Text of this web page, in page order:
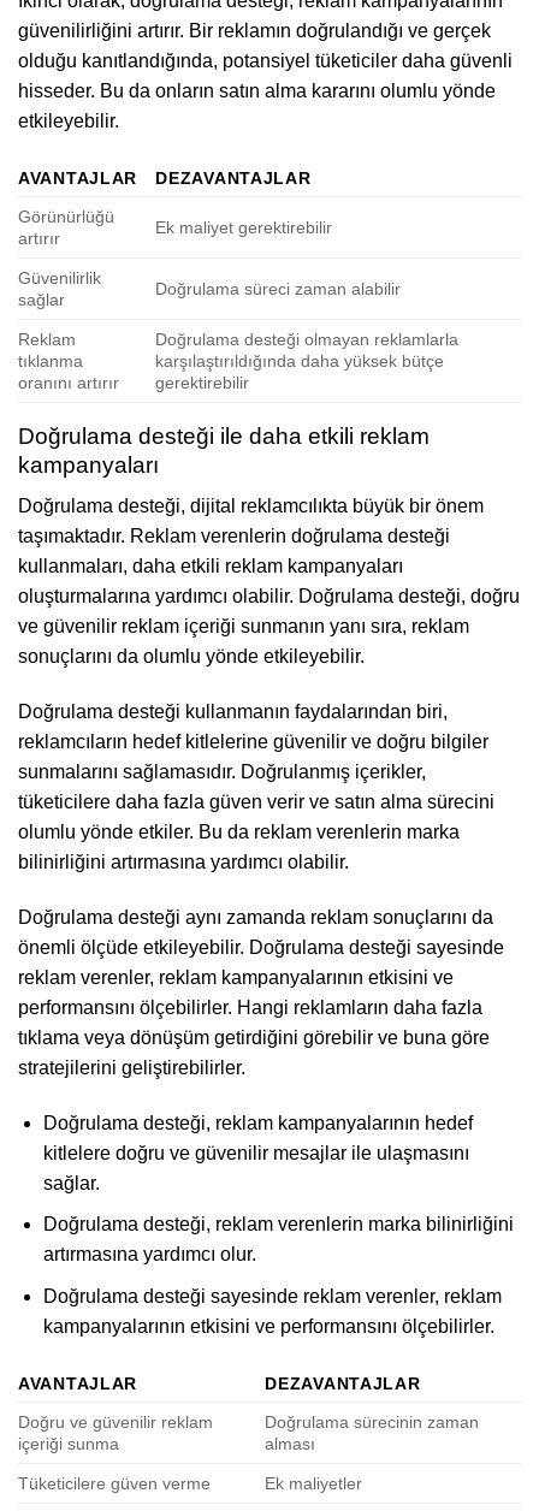
güvenilirliğini artırır. Bir reklamın doğrulandığı ve gerçek
olduğu kanıtlandığında, potansiyel tüketiciler daha güvenli
hisseder. Bu da onların satın alma kararını olumlu yönde
etkileyebilir.
AVANTAJLAR
DEZAVANTAJLAR
Görünürlüğü
artırır
Ek maliyet gerektirebilir
Güvenilirlik
sağlar
Doğrulama süreci zaman alabilir
Reklam
tıklanma
oranını artırır
Doğrulama desteği olmayan reklamlarla
karşılaştırıldığında daha yüksek bütçe
gerektirebilir
Doğrulama desteği ile daha etkili reklam
kampanyaları
Doğrulama desteği, dijital reklamcılıkta büyük bir önem
taşımaktadır. Reklam verenlerin doğrulama desteği
kullanmaları, daha etkili reklam kampanyaları
oluşturmalarına yardımcı olabilir. Doğrulama desteği, doğru
ve güvenilir reklam içeriği sunmanın yanı sıra, reklam
sonuçlarını da olumlu yönde etkileyebilir.
Doğrulama desteği kullanmanın faydalarından biri,
reklamcıların hedef kitlelerine güvenilir ve doğru bilgiler
sunmalarını sağlamasıdır. Doğrulanmış içerikler,
tüketicilere daha fazla güven verir ve satın alma sürecini
olumlu yönde etkiler. Bu da reklam verenlerin marka
bilinirliğini artırmasına yardımcı olabilir.
Doğrulama desteği aynı zamanda reklam sonuçlarını da
önemli ölçüde etkileyebilir. Doğrulama desteği sayesinde
reklam verenler, reklam kampanyalarının etkisini ve
performansını ölçebilirler. Hangi reklamların daha fazla
tıklama veya dönüşüm getirdiğini görebilir ve buna göre
stratejilerini geliştirebilirler.
Doğrulama desteği, reklam kampanyalarının hedef
kitlelere doğru ve güvenilir mesajlar ile ulaşmasını
sağlar.
Doğrulama desteği, reklam verenlerin marka bilinirliğini
artırmasına yardımcı olur.
Doğrulama desteği sayesinde reklam verenler, reklam
kampanyalarının etkisini ve performansını ölçebilirler.
AVANTAJLAR
DEZAVANTAJLAR
Doğru ve güvenilir reklam
içeriği sunma
Doğrulama sürecinin zaman
alması
Tüketicilere güven verme Ek maliyetler